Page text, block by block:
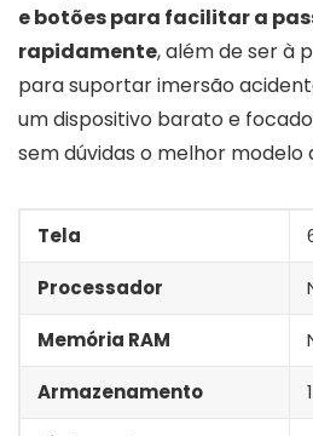
e botões para facilitar a
rapidamente, além de ser à
para suportar imersão
um dispositivo barato e
sem dúvidas o melhor modelo
Tela
Processador
Memória RAM
Armazenamento